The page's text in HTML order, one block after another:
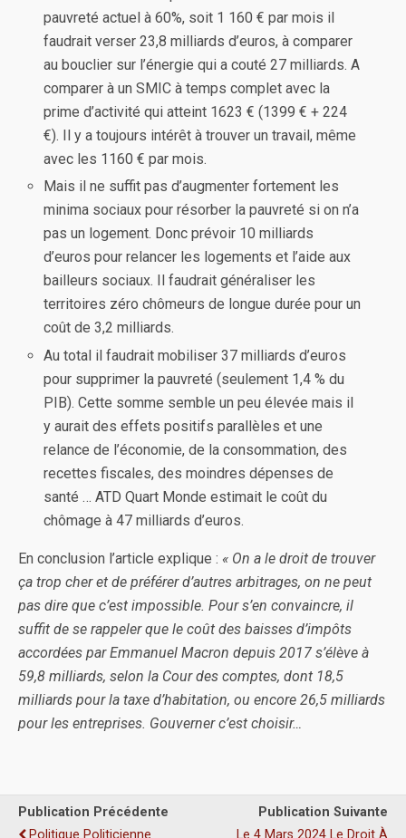
pauvreté actuel à 60%, soit 1 160 € par mois il
faudrait verser 23,8 milliards d’euros, à comparer
au bouclier sur l’énergie qui a couté 27 milliards. A
comparer à un SMIC à temps complet avec la
prime d’activité qui atteint 1623 € (1399 € + 224
€). Il y a toujours intérêt à trouver un travail, même
avec les 1160 € par mois.
Mais il ne suffit pas d’augmenter fortement les
minima sociaux pour résorber la pauvreté si on n’a
pas un logement. Donc prévoir 10 milliards
d’euros pour relancer les logements et l’aide aux
bailleurs sociaux. Il faudrait généraliser les
territoires zéro chômeurs de longue durée pour un
coût de 3,2 milliards.
Au total il faudrait mobiliser 37 milliards d’euros
pour supprimer la pauvreté (seulement 1,4 % du
PIB). Cette somme semble un peu élevée mais il
y aurait des effets positifs parallèles et une
relance de l’économie, de la consommation, des
recettes fiscales, des moindres dépenses de
santé … ATD Quart Monde estimait le coût du
chômage à 47 milliards d’euros.
En conclusion l’article explique : « On a le droit de trouver
ça trop cher et de préférer d’autres arbitrages, on ne peut
pas dire que c’est impossible. Pour s’en convaincre, il
suffit de se rappeler que le coût des baisses d’impôts
accordées par Emmanuel Macron depuis 2017 s’élève à
59,8 milliards, selon la Cour des comptes, dont 18,5
milliards pour la taxe d’habitation, ou encore 26,5 milliards
pour les entreprises. Gouverner c’est choisir…
Publication Précédente
Politique Politicienne
Publication Suivante
Le 4 Mars 2024 Le Droit À